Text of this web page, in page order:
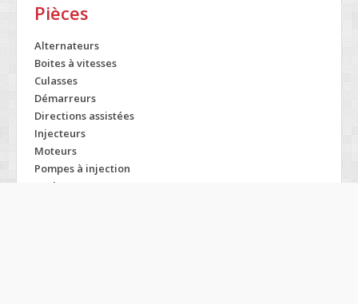
Pièces
Alternateurs
Boites à vitesses
Culasses
Démarreurs
Directions assistées
Injecteurs
Moteurs
Pompes à injection
Turbos